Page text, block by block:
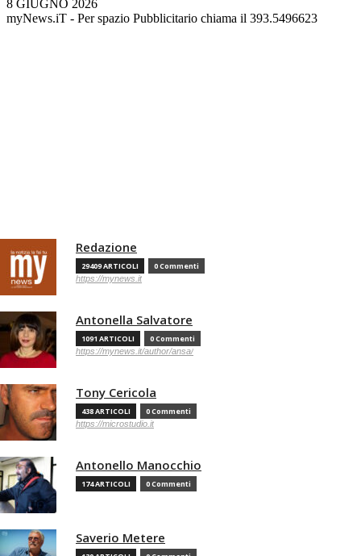
8 GIUGNO 2026
myNews.iT - Per spazio Pubblicitario chiama il 393.5496623
Redazione
29409 ARTICOLI 0 Commenti
https://mynews.it
Antonella Salvatore
1091 ARTICOLI 0 Commenti
https://mynews.it/author/ansa/
Tony Cericola
438 ARTICOLI 0 Commenti
https://microstudio.it
Antonello Manocchio
174 ARTICOLI 0 Commenti
Saverio Metere